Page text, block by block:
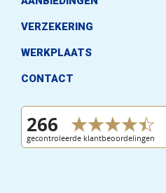
VERZEKERING
WERKPLAATS
CONTACT